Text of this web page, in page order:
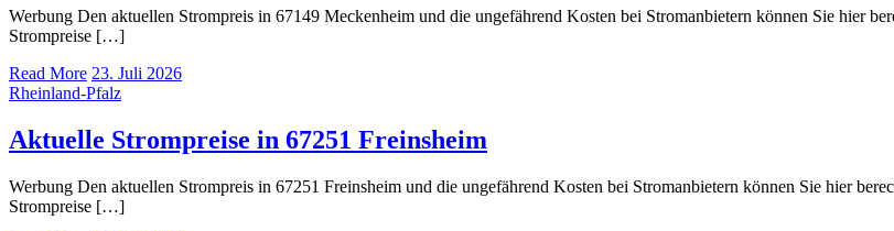
Werbung Den aktuellen Strompreis in 67149 Meckenheim und die ungefährend Kosten bei Stromanbietern können Sie hier
Strompreise […]
Read More 23. Juli 2026
Rheinland-Pfalz
Aktuelle Strompreise in 67251 Freinsheim
Werbung Den aktuellen Strompreis in 67251 Freinsheim und die ungefährend Kosten bei Stromanbietern können Sie hier
Strompreise […]